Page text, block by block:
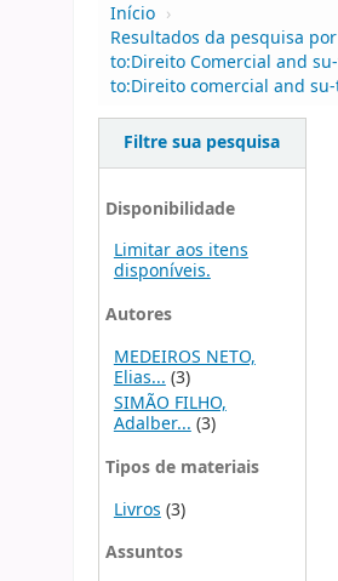
Início ›
Resultados da pesquisa
to:Direito Comercial and
to:Direito comercial and
Filtre sua pesquisa
Disponibilidade
Limitar aos itens
disponíveis.
Autores
MEDEIROS NETO,
Elias... (3)
SIMÃO FILHO,
Adalber...(3)
Tipos de materiais
Livros (3)
Assuntos